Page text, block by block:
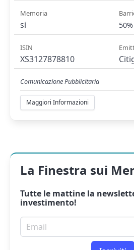
Memoria
si 50%
ISIN
XS3127878810
Comunicazione Pubblicitaria
Maggiori Informazioni
La Finestra sui
Tutte le mattine la
investimento!
Email per newsletter